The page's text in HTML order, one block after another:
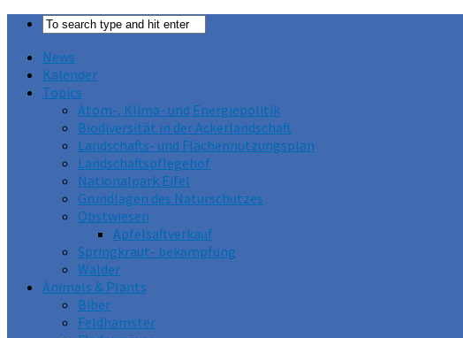
News
Kalender
Topics
Atom-, Klima- und Energiepolitik
Biodiversität in der Ackerlandschaft
Landschafts- und Flächennutzungsplan
Landschaftspflegehof
Nationalpark Eifel
Grundlagen des Naturschutzes
Obstwiesen
Apfelsaftverkauf
Springkraut- bekämpfung
Wälder
Animals & Plants
Biber
Feldhamster